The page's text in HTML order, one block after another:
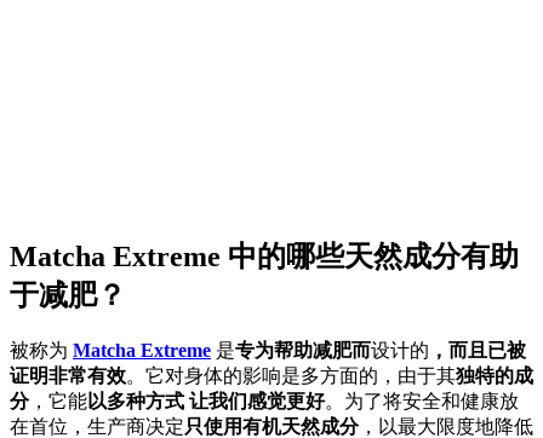
Matcha Extreme 中的哪些天然成分有助
于减肥？
被称为 Matcha Extreme 是专为帮助减肥而设计的 ，而且已被
证明非常有效。它对身体的影响是多方面的，由于其独特的成
分，它能以多种方式 让我们感觉更好。为了将安全和健康放
在首位，生产商决定只使用有机天然成分，以最大限度地降低